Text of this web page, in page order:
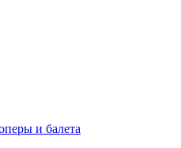
и балета